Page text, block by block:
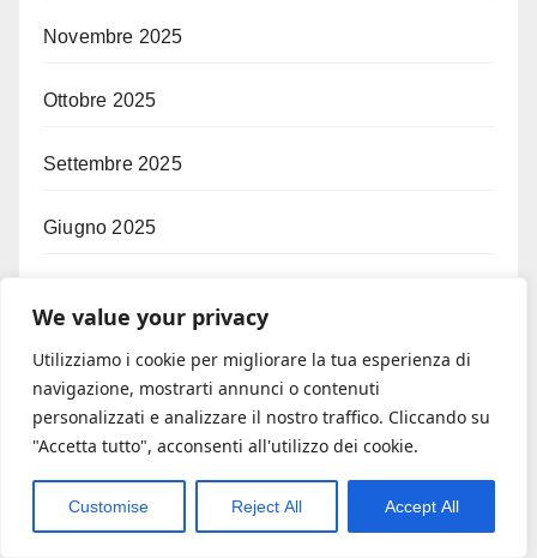
We value your privacy
Utilizziamo i cookie per migliorare la tua esperienza di
navigazione, mostrarti annunci o contenuti
personalizzati e analizzare il nostro traffico. Cliccando su
"Accetta tutto", acconsenti all'utilizzo dei cookie.
Customise Reject All Accept All
Novembre 2025
Ottobre 2025
Settembre 2025
Giugno 2025
Aprile 2025
Marzo 2025
Categorie